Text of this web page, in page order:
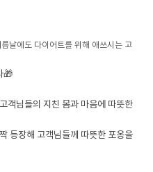
날에도 다이어트를 위해 애쓰시는 고
🎁
객님들의 지친 몸과 마음에 따뜻한
등장해 고객님들께 따뜻한 포옹을